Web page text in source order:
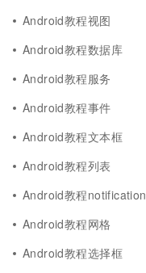
Android教程视图
Android教程数据库
Android教程服务
Android教程事件
Android教程文本框
Android教程列表
Android教程notification
Android教程网格
Android教程选择框